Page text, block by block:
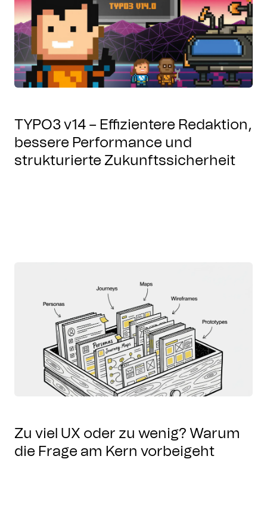
TYPO3 v14 – Effizientere Redaktion,
bessere Performance und
strukturierte Zukunftssicherheit
Zu viel UX oder zu wenig? Warum
die Frage am Kern vorbeigeht